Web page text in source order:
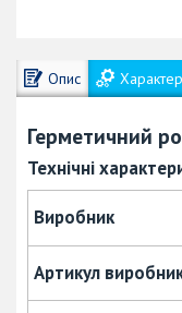
Опис
Герметичний
Технічні
Виробник
Артикул